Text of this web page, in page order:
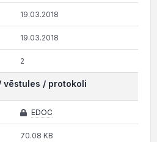
19.03.2018
19.03.2018
2
vēstules / protokoli
EDOC
70.08 KB